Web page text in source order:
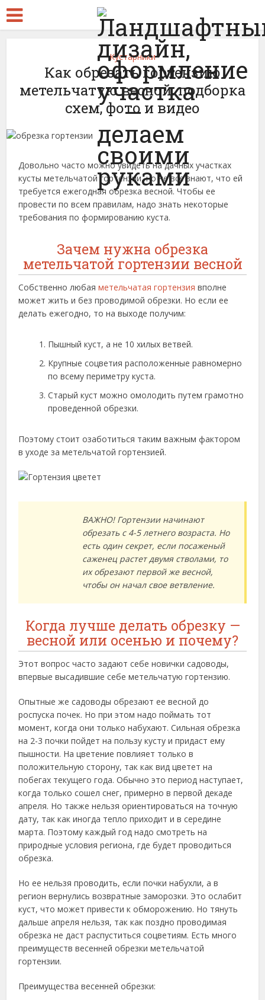
Кустарники
Как обрезать гортензию
метельчатую весной: подборка
схем, фото и видео
Довольно часто можно увидеть на дачных участках
кусты метельчатой гортензии, но не все знают, что ей
требуется ежегодная обрезка весной. Чтобы ее
провести по всем правилам, надо знать некоторые
требования по формированию куста.
Зачем нужна обрезка
метельчатой гортензии весной
Собственно любаяметельчатая гортензия вполне
может жить и без проводимой обрезки. Но если ее
делать ежегодно, то на выходе получим:
Пышный куст, а не 10 хилых ветвей.
Крупные соцветия расположенные равномерно
по всему периметру куста.
Старый куст можно омолодить путем грамотно
проведенной обрезки.
Поэтому стоит озаботиться таким важным фактором
в уходе за метельчатой гортензией.
ВАЖНО! Гортензии начинают
обрезать с 4-5 летнего возраста. Но
есть один секрет, если посаженый
саженец растет двумя стволами, то
их обрезают первой же весной,
чтобы он начал свое ветвление.
Когда лучше делать обрезку —
весной или осенью и почему?
Этот вопрос часто задают себе новички садоводы,
впервые высадившие себе метельчатую гортензию.
Опытные же садоводы обрезают ее весной до
роспуска почек. Но при этом надо поймать тот
момент, когда они только набухают. Сильная обрезка
на 2-3 почки пойдет на пользу кусту и придаст ему
пышности. На цветение повлияет только в
положительную сторону, так как вид цветет на
побегах текущего года. Обычно это период наступает,
когда только сошел снег, примерно в первой декаде
апреля. Но также нельзя ориентироваться на точную
дату, так как иногда тепло приходит и в середине
марта. Поэтому каждый год надо смотреть на
природные условия региона, где будет проводиться
обрезка.
Но ее нельзя проводить, если почки набухли, а в
регион вернулись возвратные заморозки. Это ослабит
куст, что может привести к обморожению. Но тянуть
дальше апреля нельзя, так как поздно проводимая
обрезка не даст распуститься соцветиям. Есть много
преимуществ весенней обрезки метельчатой
гортензии.
Преимущества весенней обрезки: